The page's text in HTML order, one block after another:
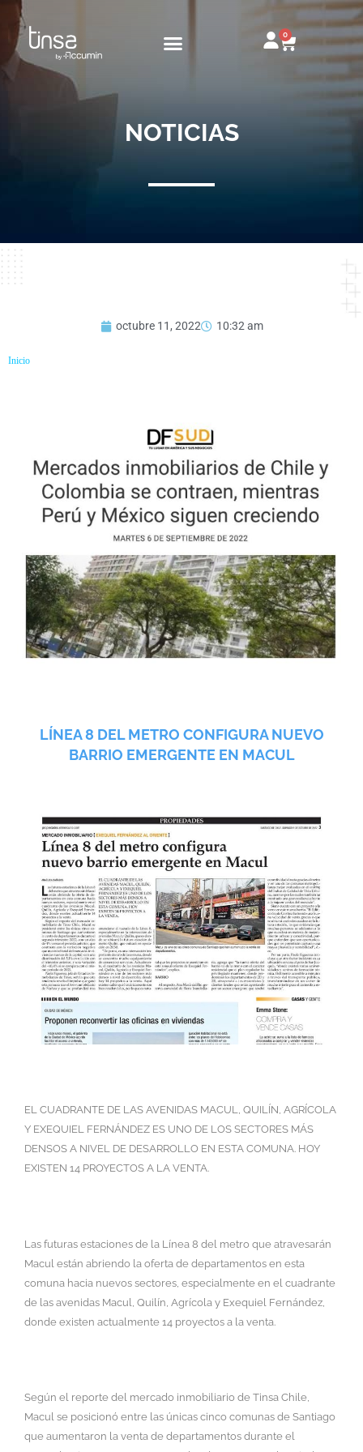
contenido
0
Carrito
NOTICIAS
octubre 11, 2022 10:32 am
Inicio
LÍNEA 8 DEL METRO CONFIGURA NUEVO
BARRIO EMERGENTE EN MACUL
EL CUADRANTE DE LAS AVENIDAS MACUL, QUILÍN, AGRÍCOLA
Y EXEQUIEL FERNÁNDEZ ES UNO DE LOS SECTORES MÁS
DENSOS A NIVEL DE DESARROLLO EN ESTA COMUNA. HOY
EXISTEN 14 PROYECTOS A LA VENTA.
Las futuras estaciones de la Línea 8 del metro que atravesarán
Macul están abriendo la oferta de departamentos en esta
comuna hacia nuevos sectores, especialmente en el cuadrante
de las avenidas Macul, Quilín, Agrícola y Exequiel Fernández,
donde existen actualmente 14 proyectos a la venta.
Según el reporte del mercado inmobiliario de Tinsa Chile,
Macul se posicionó entre las únicas cinco comunas de Santiago
que aumentaron la venta de departamentos durante el